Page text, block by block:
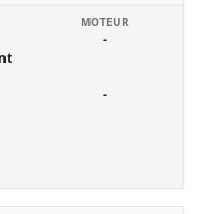
MOTEUR
-
-